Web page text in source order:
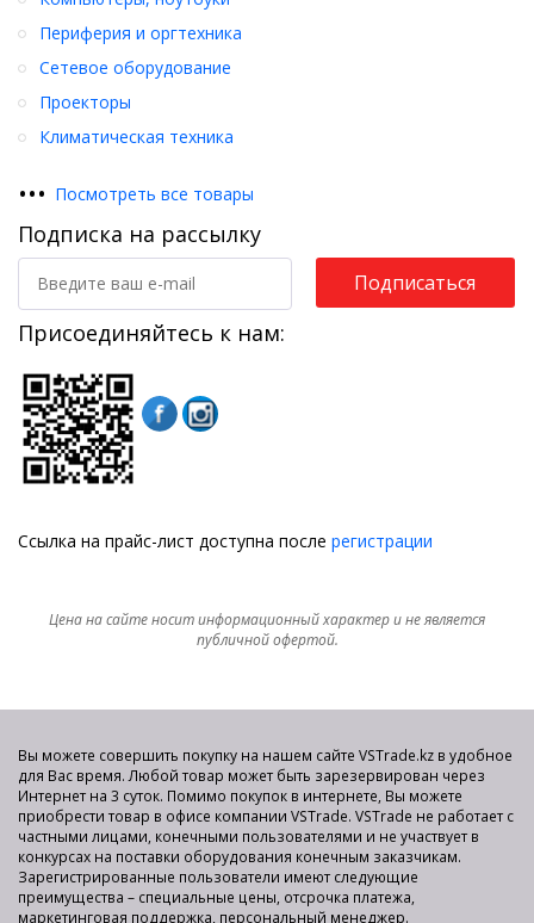
Периферия и оргтехника
Сетевое оборудование
Проекторы
Климатическая техника
••• Посмотреть все товары
Подписка на рассылку
Подписаться
Присоединяйтесь к нам:
Ссылка на прайс-лист доступна после регистрации
Цена на сайте носит информационный характер и не является
публичной офертой.
Вы можете совершить покупку на нашем сайте VSTrade.kz в удобное
для Вас время. Любой товар может быть зарезервирован через
Интернет на 3 суток. Помимо покупок в интернете, Вы можете
приобрести товар в офисе компании VSTrade. VSTrade не работает с
частными лицами, конечными пользователями и не участвует в
конкурсах на поставки оборудования конечным заказчикам.
Зарегистрированные пользователи имеют следующие
преимущества – специальные цены, отсрочка платежа,
маркетинговая поддержка, персональный менеджер.